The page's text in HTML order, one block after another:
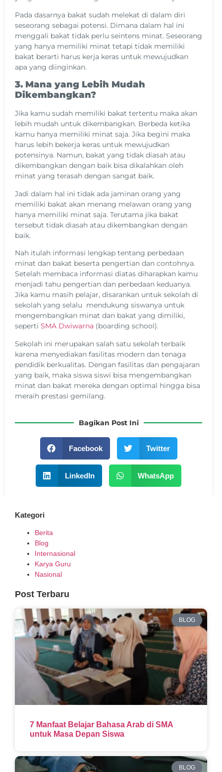
Pada dasarnya bakat sudah melekat di dalam diri
seseorang sebagai potensi. Dimana dalam hal ini
menggali bakat tidak perlu seintens minat. Seseorang
yang hanya memiliki minat tetapi tidak memiliki
bakat berarti harus kerja keras untuk mewujudkan
apa yang diinginkan.
3. Mana yang Lebih Mudah
Dikembangkan?
Jika kamu sudah memiliki bakat tertentu maka akan
lebih mudah untuk dikembangkan. Berbeda ketika
kamu hanya memiliki minat saja. Jika begini maka
harus lebih bekerja keras untuk mewujudkan
potensinya. Namun, bakat yang tidak diasah atau
dikembangkan dengan baik bisa dikalahkan oleh
minat yang terasah dengan sangat baik.
Jadi dalam hal ini tidak ada jaminan orang yang
memiliki bakat akan menang melawan orang yang
hanya memiliki minat saja. Terutama jika bakat
tersebut tidak diasah atau dikembangkan dengan
baik.
Nah itulah informasi lengkap tentang perbedaan
minat dan bakat beserta pengertian dan contohnya.
Setelah membaca informasi diatas diharapkan kamu
menjadi tahu pengertian dan perbedaan keduanya.
Jika kamu masih pelajar, disarankan untuk sekolah di
sekolah yang selalu mendukung siswanya untuk
mengembangkan minat dan bakat yang dimiliki,
seperti SMA Dwiwarna (boarding school).
Sekolah ini merupakan salah satu sekolah terbaik
karena menyediakan fasilitas modern dan tenaga
pendidik berkualitas. Dengan fasilitas dan pengajaran
yang baik, maka siswa siswi bisa mengembangkan
minat dan bakat mereka dengan optimal hingga bisa
meraih prestasi gemilang.
Bagikan Post Ini
Facebook Twitter
LinkedIn WhatsApp
Kategori
Berita
Blog
Internasional
Karya Guru
Nasional
Post Terbaru
BLOG
7 Manfaat Belajar Bahasa Arab di SMA
untuk Masa Depan Siswa
BLOG